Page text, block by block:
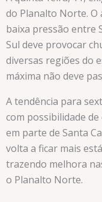
do Planalto Norte.
baixa pressão entre
Sul deve provocar
diversas regiões do
máxima não deve
A tendência para
com possibilidade
em parte de Santa
volta a ficar mais
trazendo melhora
o Planalto Norte.